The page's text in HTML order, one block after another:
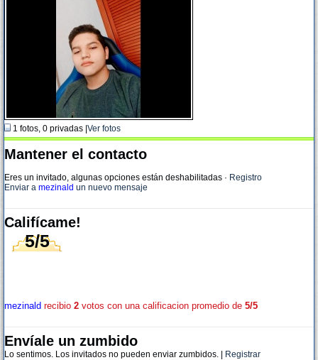
1 fotos, 0 privadas | Ver fotos
Mantener el contacto
Eres un invitado, algunas opciones están deshabilitadas · Registro
Enviar a mezinald un nuevo mensaje
Califícame!
5/5
mezinald recibio 2 votos con una calificacion promedio de 5/5
Envíale un zumbido
Lo sentimos. Los invitados no pueden enviar zumbidos. | Registrar